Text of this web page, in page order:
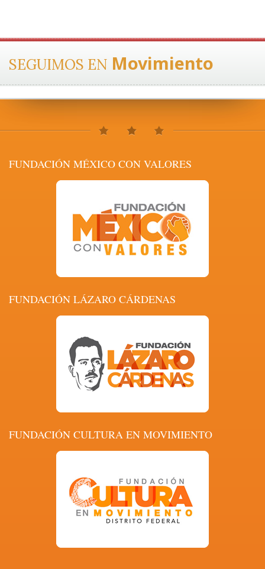
SEGUIMOS EN Movimiento
FUNDACIÓN MÉXICO CON VALORES
FUNDACIÓN LÁZARO CÁRDENAS
FUNDACIÓN CULTURA EN MOVIMIENTO